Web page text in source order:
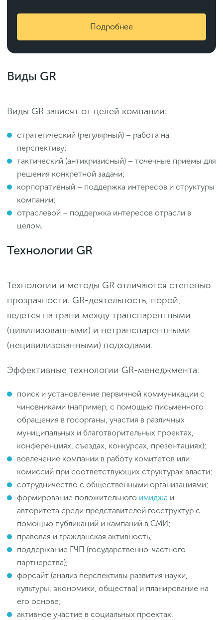
Подробнее
Виды GR
Виды GR зависят от целей компании:
стратегический (регулярный) – работа на
перспективу;
тактический (антикризисный) – точечные приемы для
решения конкретной задачи;
корпоративный – поддержка интересов и структуры
компании;
отраслевой – поддержка интересов отрасли в
целом.
Технологии GR
Технологии и методы GR отличаются степенью
прозрачности. GR-деятельность, порой,
ведется на грани между транспарентными
(цивилизованными) и нетранспарентными
(нецивилизованными) подходами.
Эффективные технологии GR-менеджмента:
поиск и установление первичной коммуникации с
чиновниками (например, с помощью письменного
обращения в госорганы, участия в различных
муниципальных и благотворительных проектах,
конференциях, съездах, конкурсах, презентациях);
вовлечение компании в работу комитетов или
комиссий при соответствующих структурах власти;
сотрудничество с общественными организациями;
формирование положительного имиджа и
авторитета среди представителей госструктур с
помощью публикаций и кампаний в СМИ;
правовая и гражданская активность;
поддержание ГЧП (государственно-частного
партнерства);
форсайт (анализ перспективы развития науки,
культуры, экономики, общества) и планирование на
его основе;
активное участие в социальных проектах.